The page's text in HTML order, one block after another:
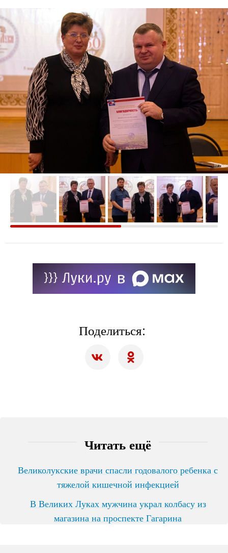
Поделиться:
Читать ещё
Великолукские врачи спасли годовалого ребенка с
тяжелой кишечной инфекцией
В Великих Луках мужчина украл колбасу из
магазина на проспекте Гагарина